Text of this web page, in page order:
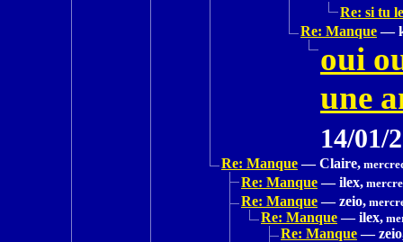
Re: si tu
Re: Manque —
oui
une
14/01/
Re: Manque — Claire,
Re: Manque — ilex,
Re: Manque — zeio,
Re: Manque — ilex,
Re: Manque —